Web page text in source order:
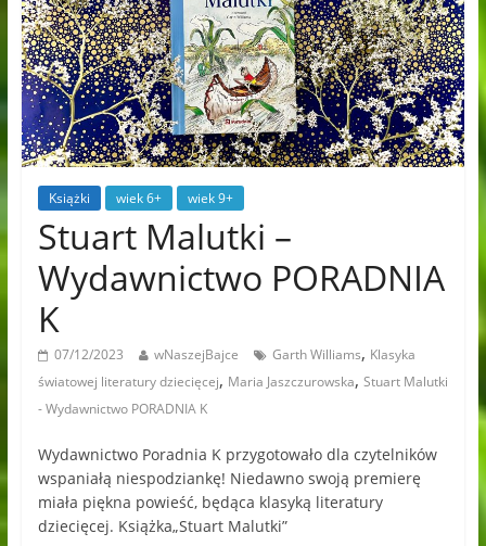
Książki wiek 6+ wiek 9+
Stuart Malutki –
Wydawnictwo PORADNIA
K
07/12/2023 wNaszejBajce Garth Williams, Klasyka
światowej literatury dziecięcej, Maria Jaszczurowska, Stuart Malutki
- Wydawnictwo PORADNIA K
Wydawnictwo Poradnia K przygotowało dla czytelników
wspaniałą niespodziankę! Niedawno swoją premierę
miała piękna powieść, będąca klasyką literatury
dziecięcej. Książka„Stuart Malutki”